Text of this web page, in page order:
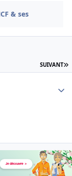
& ses
SUIVANT